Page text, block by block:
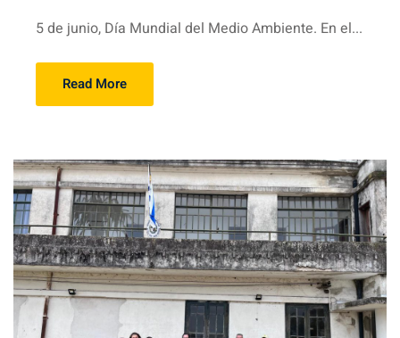
5 de junio, Día Mundial del Medio Ambiente. En el...
Read More